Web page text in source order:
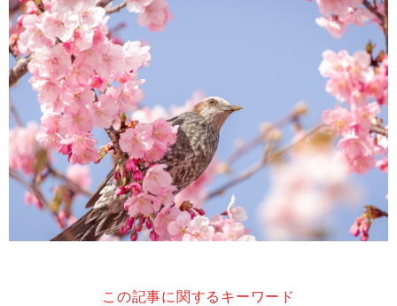
この記事に関するキーワード